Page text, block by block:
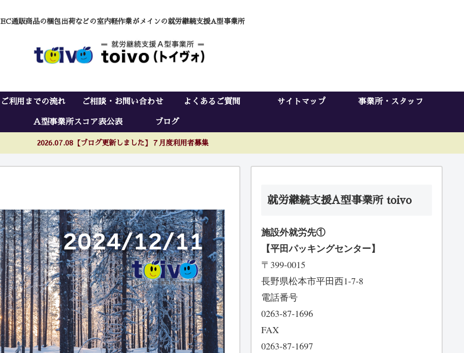
EC通販商品の梱包出荷などの室内軽作業がメインの就労継続支援A型事業所
ご利用までの流れ ご相談・お問い合わせ よくあるご質問 サイトマップ 事業所・スタッフ
Ａ型事業所スコア表公表 ブログ
2026.07.08【ブログ更新しました】７月度利用者募集
就労継続支援A型事業所 toivo
施設外就労先①
【平田パッキングセンター】
〒399-0015
長野県松本市平田西1-7-8
電話番号
0263-87-1696
FAX
0263-87-1697